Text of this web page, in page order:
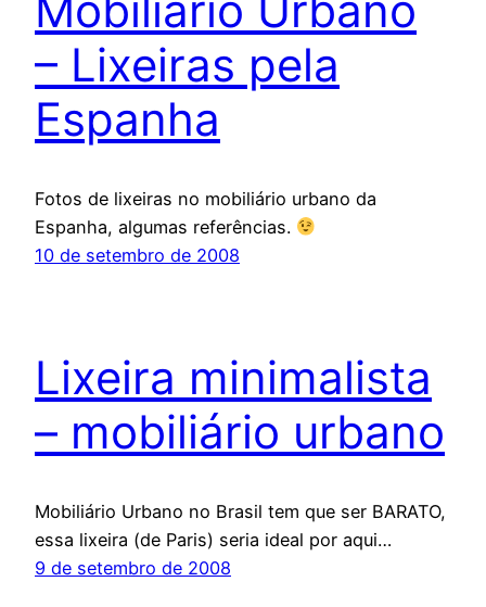
– Lixeiras pela
Espanha
Fotos de lixeiras no mobiliário urbano da
Espanha, algumas referências.
10 de setembro de 2008
Lixeira minimalista
– mobiliário urbano
Mobiliário Urbano no Brasil tem que ser BARATO,
essa lixeira (de Paris) seria ideal por aqui…
9 de setembro de 2008